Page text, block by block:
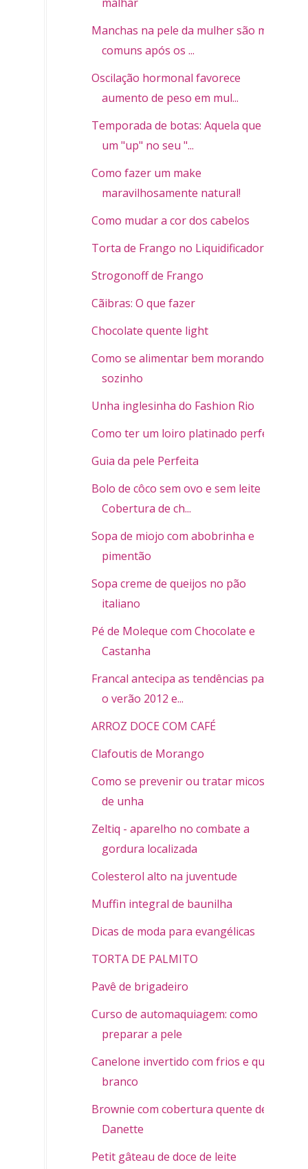
Manchas na pele da mulher são mais
comuns após os ...
Oscilação hormonal favorece
aumento de peso em mul...
Temporada de botas: Aquela que dá
um "up" no seu "...
Como fazer um make
maravilhosamente natural!
Como mudar a cor dos cabelos
Torta de Frango no Liquidificador
Strogonoff de Frango
Cãibras: O que fazer
Chocolate quente light
Como se alimentar bem morando
sozinho
Unha inglesinha do Fashion Rio
Como ter um loiro platinado perfeito
Guia da pele Perfeita
Bolo de côco sem ovo e sem leite -
Cobertura de ch...
Sopa de miojo com abobrinha e
pimentão
Sopa creme de queijos no pão
italiano
Pé de Moleque com Chocolate e
Castanha
Francal antecipa as tendências para
o verão 2012 e...
ARROZ DOCE COM CAFÉ
Clafoutis de Morango
Como se prevenir ou tratar micose
de unha
Zeltiq - aparelho no combate a
gordura localizada
Colesterol alto na juventude
Muffin integral de baunilha
Dicas de moda para evangélicas
TORTA DE PALMITO
Pavê de brigadeiro
Curso de automaquiagem: como
preparar a pele
Canelone invertido com frios e queijo
branco
Brownie com cobertura quente de
Danette
Petit gâteau de doce de leite